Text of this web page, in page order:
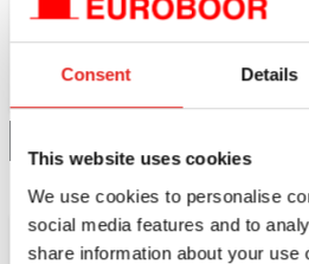
Consent Details
This website uses cookies
We use cookies to personalise
social media features and to
share information about your use
€925,00 excl. T.V.A.
€1.119,25 y compris T.V.A.
Comparez ce produit